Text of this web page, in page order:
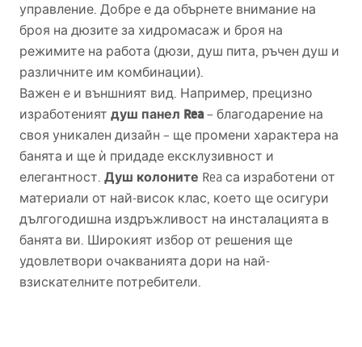
управление. Добре е да обърнете внимание на
броя на дюзите за хидромасаж и броя на
режимите на работа (дюзи, душ пита, ръчен душ и
различните им комбинации).
Важен е и външният вид. Например, прецизно
изработеният душ панел Rea – благодарение на
своя уникален дизайн – ще промени характера на
банята и ще ѝ придаде ексклузивност и
елегантност. Душ колоните Rea са изработени от
материали от най-висок клас, което ще осигури
дългогодишна издръжливост на инсталацията в
банята ви. Широкият избор от решения ще
удовлетвори очакванията дори на най-
взискателните потребители.